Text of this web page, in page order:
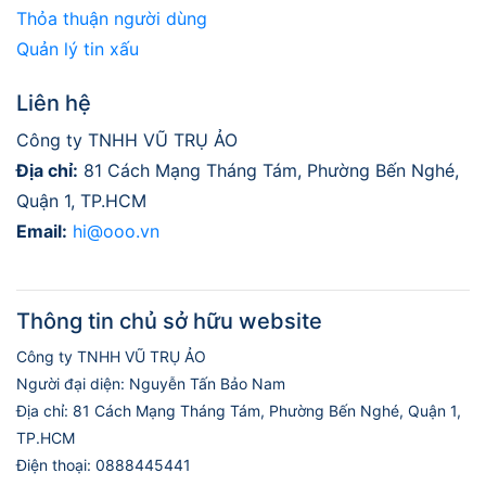
Thỏa thuận người dùng
Quản lý tin xấu
Liên hệ
Công ty TNHH VŨ TRỤ ẢO
Địa chỉ: 81 Cách Mạng Tháng Tám, Phường Bến Nghé,
Quận 1, TP.HCM
Email: hi@ooo.vn
Thông tin chủ sở hữu website
Công ty TNHH VŨ TRỤ ẢO
Người đại diện: Nguyễn Tấn Bảo Nam
Địa chỉ: 81 Cách Mạng Tháng Tám, Phường Bến Nghé, Quận 1,
TP.HCM
Điện thoại: 0888445441